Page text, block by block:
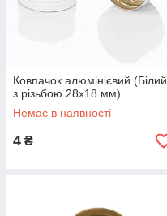
Ковпачок алюмінієвий (Білий
з різьбою 28х18 мм)
Немає в наявності
4 ₴